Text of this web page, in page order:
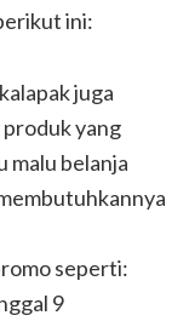
ini:
juga
yang
malu belanja
seperti:
9